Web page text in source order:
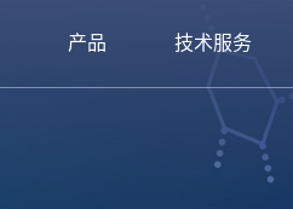
产品 技术服务